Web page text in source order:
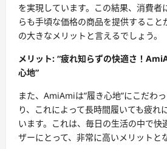
を実現しています。この結果、消費者
らも手頃な価格の商品を提供するこ
の大きなメリットと言えるでしょう。
メリット: “疲れ知らずの快適さ！
心地”
また、AmiAmiは”履き心地”にこだわ
り、これによって長時間履いても疲れ
います。これは、毎日の生活の中で快
ザーにとって、非常に高いメリットと